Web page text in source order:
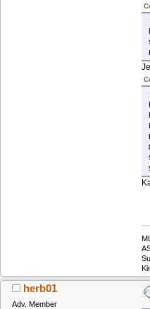
herb01
Adv. Member